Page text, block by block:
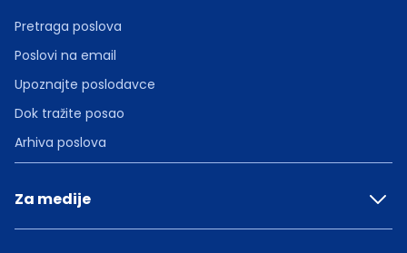
Pretraga poslova
Poslovi na email
Upoznajte poslodavce
Dok tražite posao
Arhiva poslova
Za medije